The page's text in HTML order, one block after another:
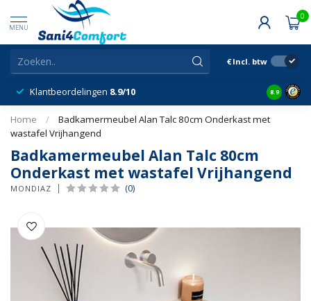
MENU
0
€ Incl. btw
Klantbeordelingen 8.9/10 8.9
Home /
Badkamermeubel Alan Talc 80cm Onderkast met
wastafel Vrijhangend
Badkamermeubel Alan Talc 80cm
Onderkast met wastafel Vrijhangend
MONDIAZ (0)